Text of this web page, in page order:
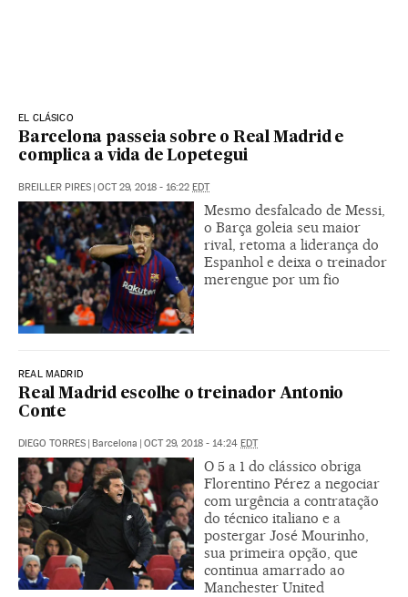
EL CLÁSICO
Barcelona passeia sobre o Real Madrid e
complica a vida de Lopetegui
BREILLER PIRES | OCT 29, 2018 - 16:22 EDT
Mesmo desfalcado de Messi,
o Barça goleia seu maior
rival, retoma a liderança do
Espanhol e deixa o treinador
merengue por um fio
REAL MADRID
Real Madrid escolhe o treinador Antonio
Conte
DIEGO TORRES | Barcelona | OCT 29, 2018 - 14:24 EDT
O 5 a 1 do clássico obriga
Florentino Pérez a negociar
com urgência a contratação
do técnico italiano e a
postergar José Mourinho,
sua primeira opção, que
continua amarrado ao
Manchester United